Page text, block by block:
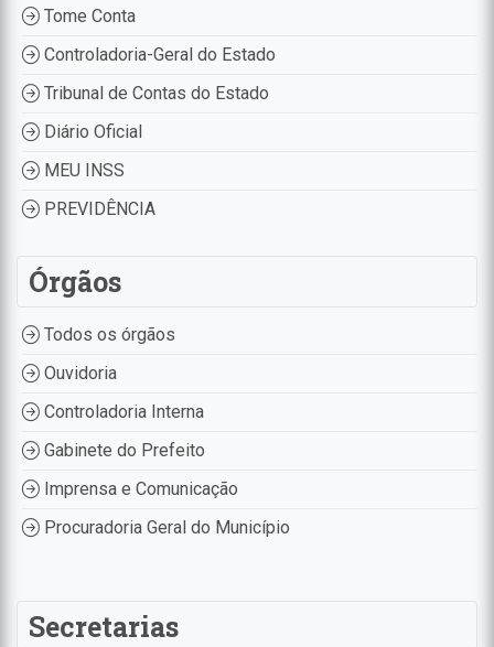
Tome Conta
Controladoria-Geral do Estado
Tribunal de Contas do Estado
Diário Oficial
MEU INSS
PREVIDÊNCIA
Órgãos
Todos os órgãos
Ouvidoria
Controladoria Interna
Gabinete do Prefeito
Imprensa e Comunicação
Procuradoria Geral do Município
Secretarias